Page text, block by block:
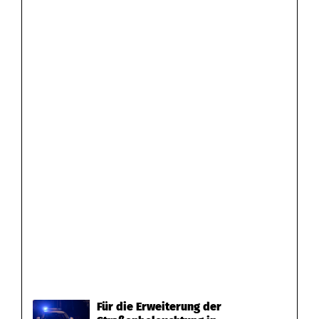
Für die Erweiterung der